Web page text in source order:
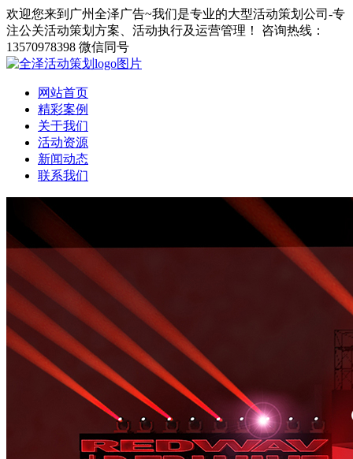
欢迎您来到广州全泽广告~我们是专业的大型活动策划公司-专
注公关活动策划方案、活动执行及运营管理！
咨询热线：
13570978398 微信同号
网站首页
精彩案例
关于我们
活动资源
新闻动态
联系我们